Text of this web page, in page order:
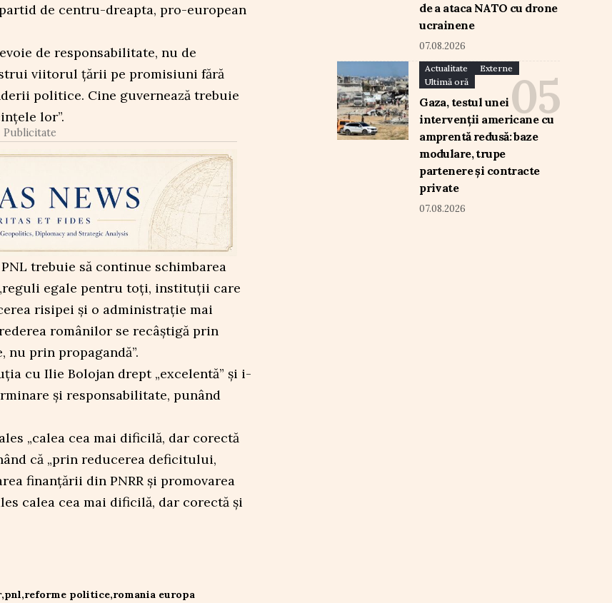
de centru-dreapta, pro-european
de responsabilitate, nu de
viitorul țării pe promisiuni fără
politice. Cine guvernează trebuie
lor”.
Publicitate
trebuie să continue schimbarea
egale pentru toți, instituții care
risipei și o administrație mai
românilor se recâștigă prin
nu prin propagandă”.
cu Ilie Bolojan drept „excelentă” și i-
și responsabilitate, punând
„calea cea mai dificilă, dar corectă
că „prin reducerea deficitului,
finanțării din PNRR și promovarea
calea cea mai dificilă, dar corectă și
pnl reforme politice romania europa
de a ataca NATO cu drone
ucrainene
07.08.2026
Actualitate
Externe
Ultimă oră
Gaza, testul unei
intervenții americane cu
amprentă redusă: baze
modulare, trupe
partenere și contracte
private
07.08.2026